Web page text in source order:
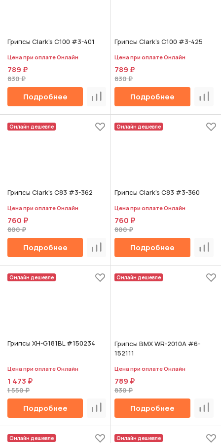
Грипсы Clark's C100 #3-401
Цена при оплате Онлайн
789 ₽
830 ₽
Подробнее Сравнить
Грипсы Clark's C100 #3-425
Цена при оплате Онлайн
789 ₽
830 ₽
Подробнее
Онлайн дешевле
Грипсы Clark's C83 #3-362
Цена при оплате Онлайн
760 ₽
800 ₽
Подробнее Сравнить
Онлайн дешевле
Грипсы Clark's C83 #3-360
Цена при оплате Онлайн
760 ₽
800 ₽
Подробнее
Онлайн дешевле
Грипсы XH-G181BL #150234
Цена при оплате Онлайн
1 473 ₽
1 550 ₽
Подробнее Сравнить
Онлайн дешевле
Грипсы BMX WR-2010A #6-
152111
Цена при оплате Онлайн
789 ₽
830 ₽
Подробнее
Онлайн дешевле Онлайн дешевле